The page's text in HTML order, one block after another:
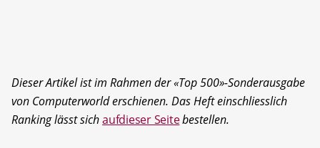
Dieser Artikel ist im Rahmen der «Top 500»-Sonderausgabe
von Computerworld erschienen. Das Heft einschliesslich
Ranking lässt sichaufdieser Seitebestellen.